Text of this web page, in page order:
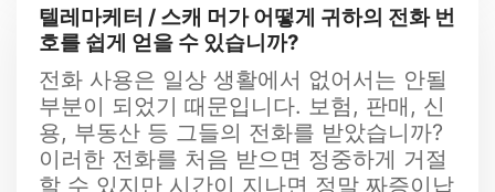
텔레마케터 / 스캐 머가 어떻게 귀하의 전화 번
호를 쉽게 얻을 수 있습니까?
전화 사용은 일상 생활에서 없어서는 안될
부분이 되었기 때문입니다. 보험, 판매, 신
용, 부동산 등 그들의 전화를 받았습니까?
이러한 전화를 처음 받으면 정중하게 거절
할 수 있지만 시간이 지나면 정말 짜증이납